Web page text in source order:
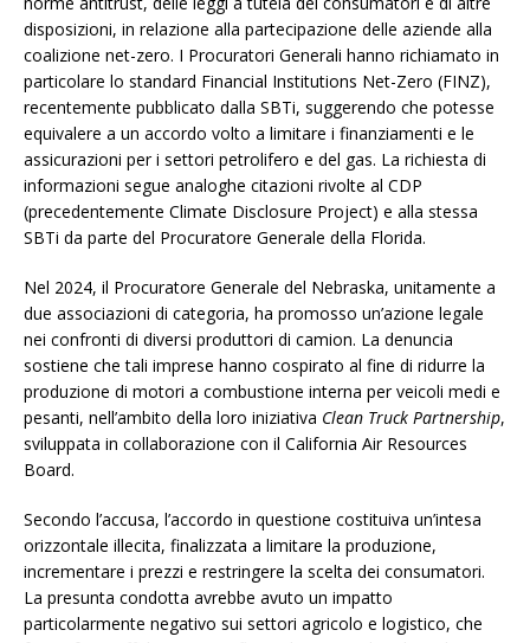
disposizioni, in relazione alla partecipazione delle aziende alla
coalizione net-zero. I Procuratori Generali hanno richiamato in
particolare lo standard Financial Institutions Net-Zero (FINZ),
recentemente pubblicato dalla SBTi, suggerendo che potesse
equivalere a un accordo volto a limitare i finanziamenti e le
assicurazioni per i settori petrolifero e del gas. La richiesta di
informazioni segue analoghe citazioni rivolte al CDP
(precedentemente Climate Disclosure Project) e alla stessa
SBTi da parte del Procuratore Generale della Florida.
Nel 2024, il Procuratore Generale del Nebraska, unitamente a
due associazioni di categoria, ha promosso un’azione legale
nei confronti di diversi produttori di camion. La denuncia
sostiene che tali imprese hanno cospirato al fine di ridurre la
produzione di motori a combustione interna per veicoli medi e
pesanti, nell’ambito della loro iniziativa Clean Truck Partnership,
sviluppata in collaborazione con il California Air Resources
Board.
Secondo l’accusa, l’accordo in questione costituiva un’intesa
orizzontale illecita, finalizzata a limitare la produzione,
incrementare i prezzi e restringere la scelta dei consumatori.
La presunta condotta avrebbe avuto un impatto
particolarmente negativo sui settori agricolo e logistico, che